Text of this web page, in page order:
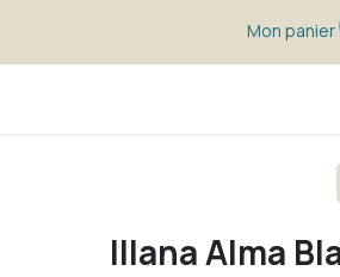
Mon panier
Illana Alma